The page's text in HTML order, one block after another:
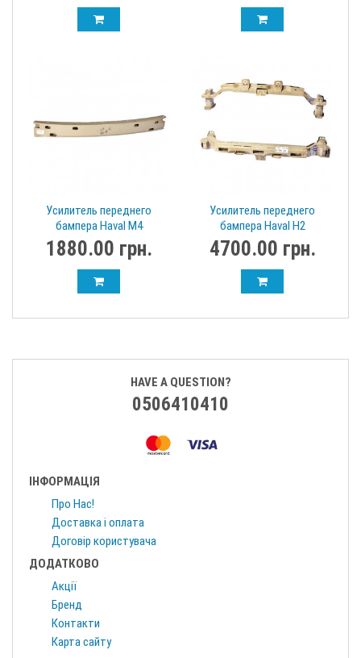
Усилитель переднего
бампера Haval M4
2803401XS08XA
1880.00 грн.
Усилитель переднего
бампера Haval H2
2803200XSZ08A
4700.00 грн.
HAVE A QUESTION?
0506410410
ІНФОРМАЦІЯ
Про Нас!
Доставка і оплата
Договір користувача
ДОДАТКОВО
Акції
Бренд
Контакти
Карта сайту